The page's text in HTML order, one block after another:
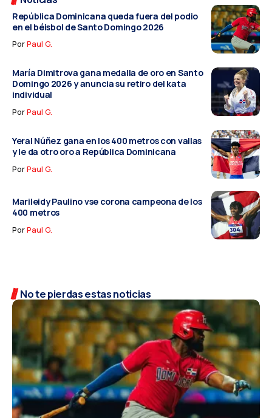
República Dominicana queda fuera del podio
en el béisbol de Santo Domingo 2026
PorPaul G.
María Dimitrova gana medalla de oro en Santo
Domingo 2026 y anuncia su retiro del kata
individual
PorPaul G.
Yeral Núñez gana en los 400 metros con vallas
y le da otro oro a República Dominicana
PorPaul G.
Marileidy Paulino vse corona campeona de los
400 metros
PorPaul G.
No te pierdas estas noticias